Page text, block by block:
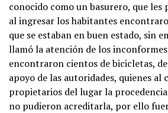
conocido como un basurero, que
al ingresar los habitantes
que se estaban en buen estado, sin
llamó la atención de los
encontraron cientos de bicicletas,
apoyo de las autoridades, quienes al
propietarios del lugar la
no pudieron acreditarla, por ello